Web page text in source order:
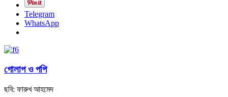
Telegram
WhatsApp
গোলাপ ও পপি
ছবি: ফারুখ আহমেদ